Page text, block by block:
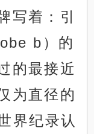
写着：引
b）的
的最接近
为直径的
界纪录认